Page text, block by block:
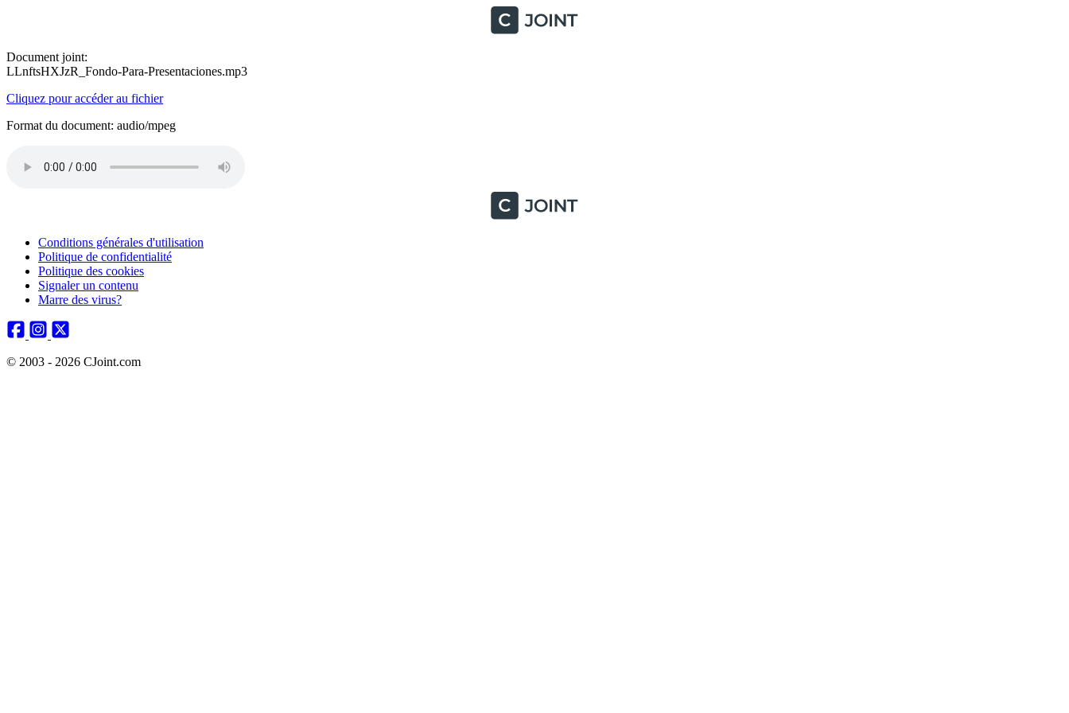
Document joint:
LLnftsHXJzR_Fondo-Para-Presentaciones.mp3
Cliquez pour accéder au fichier
Format du document: audio/mpeg
Conditions générales d'utilisation
Politique de confidentialité
Politique des cookies
Signaler un contenu
Marre des virus?
© 2003 - 2026 CJoint.com